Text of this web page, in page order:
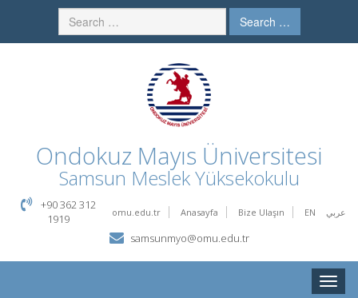
Search …
Ondokuz Mayıs Üniversitesi
Samsun Meslek Yüksekokulu
omu.edu.tr Anasayfa Bize Ulaşın EN عربي
+90 362 312
1919
samsunmyo@omu.edu.tr
Toggle